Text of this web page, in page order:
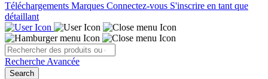
Téléchargements Marques Connectez-vous S'inscrire en tant que
détaillant
Recherche Avancée
Search